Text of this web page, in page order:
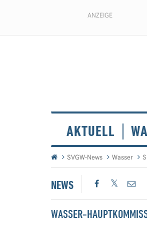
ANZEIGE
AKTUELL
SVGW-News Wasser
NEWS
WASSER-